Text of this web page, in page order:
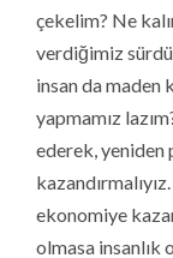
çekelim? Ne
verdiğimiz
insan da maden
yapmamız
ederek,
ekonomiye
olmasa insanlık